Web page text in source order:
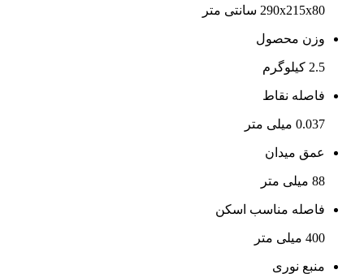
290x215x80 سانتی متر
وزن محصول
2.5 کیلوگرم
فاصله نقاط
0.037 میلی متر
عمق میدان
88 میلی متر
فاصله مناسب اسکن
400 میلی متر
منبع نوری